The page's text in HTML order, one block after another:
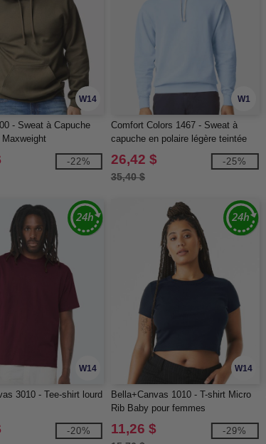
W14
- Sweat à Capuche
-22%
W1
Comfort Colors 1467 - Sweat à
capuche en polaire légère teintée
dans la masse
26,42 $
35,40 $
-25%
W14
3010 - Tee-shirt lourd
-20%
W14
Bella+Canvas 1010 - T-shirt Micro
Rib Baby pour femmes
11,26 $ -29%